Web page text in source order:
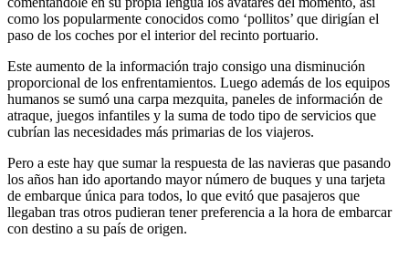
como los popularmente conocidos como ‘pollitos’ que dirigían el
paso de los coches por el interior del recinto portuario.
Este aumento de la información trajo consigo una disminución
proporcional de los enfrentamientos. Luego además de los equipos
humanos se sumó una carpa mezquita, paneles de información de
atraque, juegos infantiles y la suma de todo tipo de servicios que
cubrían las necesidades más primarias de los viajeros.
Pero a este hay que sumar la respuesta de las navieras que pasando
los años han ido aportando mayor número de buques y una tarjeta
de embarque única para todos, lo que evitó que pasajeros que
llegaban tras otros pudieran tener preferencia a la hora de embarcar
con destino a su país de origen.